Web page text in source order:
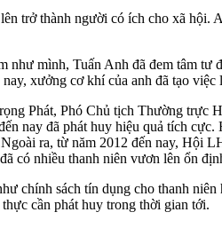
trở thành người có ích cho xã
như mình, Tuấn Anh đã đem tâm
xưởng cơ khí của anh đã tạo
Phát, Phó Chủ tịch Thường
nay đã phát huy hiệu quả tích
ra, từ năm 2012 đến nay, Hội
có nhiều thanh niên vươn lên ổn
chính sách tín dụng cho thanh
cần phát huy trong thời gian tới.